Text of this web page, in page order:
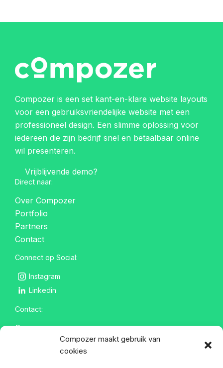
Compozer maakt gebruik van
cookies
Compozer is een set kant-en-klare website layouts
voor een gebruiksvriendelijke website met een
professioneel design. Een slimme oplossing voor
iedereen die zijn bedrijf snel en betaalbaar online
wil presenteren.
Vrijblijvende demo?
Direct naar:
Over Compozer
Portfolio
Partners
Contact
Connect op Social:
Instagram
Linkedin
Contact:
Compozer
Spoorstraat 2
6742 DE Lunteren